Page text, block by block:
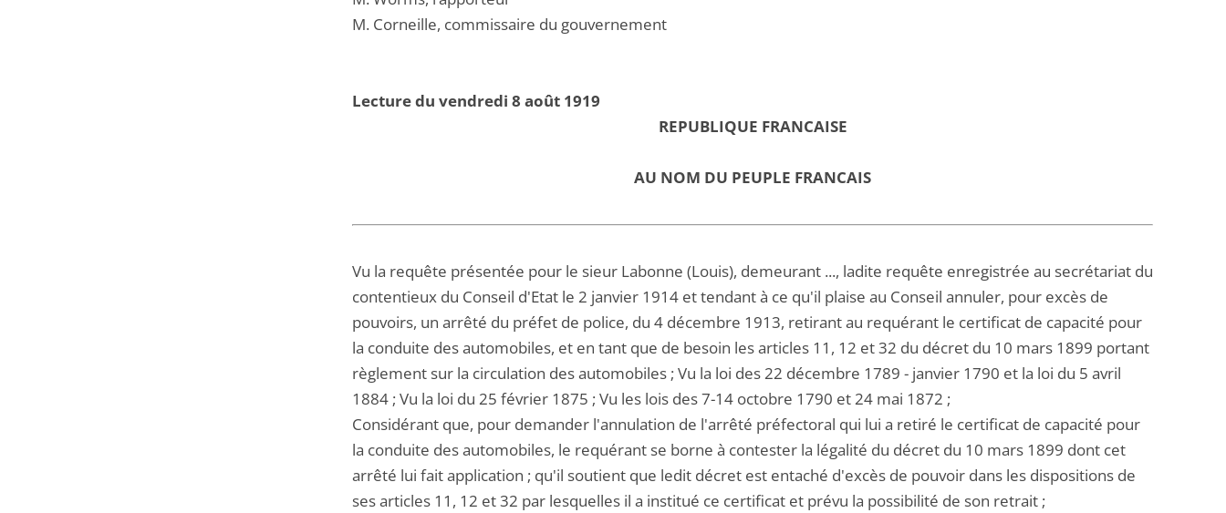
M. Corneille, commissaire du gouvernement
Lecture du vendredi 8 août 1919
REPUBLIQUE FRANCAISE
AU NOM DU PEUPLE FRANCAIS
Vu la requête présentée pour le sieur Labonne (Louis), demeurant ..., ladite requête enregistrée au secrétariat du
contentieux du Conseil d'Etat le 2 janvier 1914 et tendant à ce qu'il plaise au Conseil annuler, pour excès de
pouvoirs, un arrêté du préfet de police, du 4 décembre 1913, retirant au requérant le certificat de capacité pour
la conduite des automobiles, et en tant que de besoin les articles 11, 12 et 32 du décret du 10 mars 1899 portant
règlement sur la circulation des automobiles ; Vu la loi des 22 décembre 1789 - janvier 1790 et la loi du 5 avril
1884 ; Vu la loi du 25 février 1875 ; Vu les lois des 7-14 octobre 1790 et 24 mai 1872 ;
Considérant que, pour demander l'annulation de l'arrêté préfectoral qui lui a retiré le certificat de capacité pour
la conduite des automobiles, le requérant se borne à contester la légalité du décret du 10 mars 1899 dont cet
arrêté lui fait application ; qu'il soutient que ledit décret est entaché d'excès de pouvoir dans les dispositions de
ses articles 11, 12 et 32 par lesquelles il a institué ce certificat et prévu la possibilité de son retrait ;